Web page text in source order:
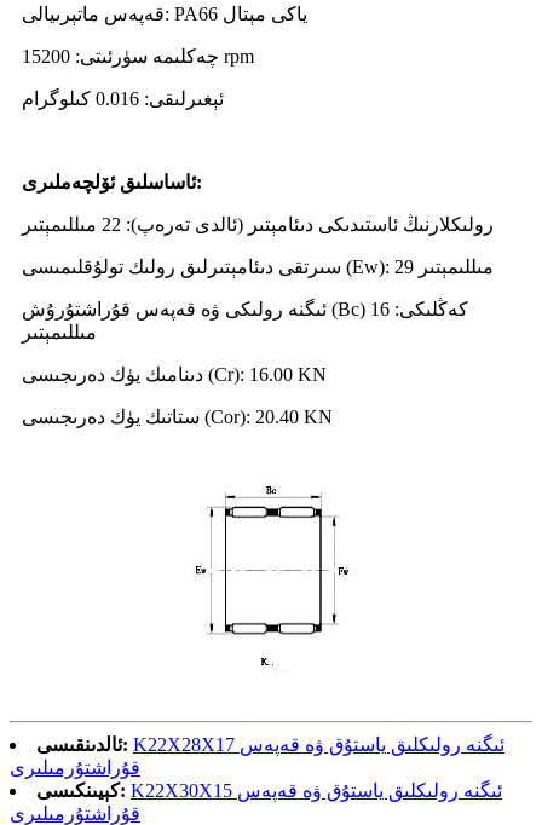
قەپەس ماتېرىيالى: PA66 ياكى مېتال
چەكلىمە سۈرئىتى: 15200 rpm
ئېغىرلىقى: 0.016 كىلوگرام
ئاساسلىقئۆلچەملىرى:
رولىكلارنىڭ ئاستىدىكى دىئامېتىر (ئالدى تەرەپ): 22 مىللىمېتىر
سىرتقى دىئامېتىرلىق رولىك تولۇقلىمىسى (Ew): 29 مىللىمېتىر
ئىگنە رولىكى ۋە قەپەس قۇراشتۇرۇش (Bc) كەڭلىكى: 16
مىللىمېتىر
دىنامىك يۈك دەرىجىسى (Cr): 16.00 KN
ستاتىك يۈك دەرىجىسى (Cor): 20.40 KN
ئالدىنقىسى: K22X28X17 ئىگنە رولىكلىق ياستۇق ۋە قەپەس
قۇراشتۇرمىلىرى
كېيىنكىسى: K22X30X15 ئىگنە رولىكلىق ياستۇق ۋە قەپەس
قۇراشتۇرمىلىرى